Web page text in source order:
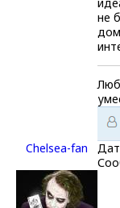
не
Chelsea-fаn